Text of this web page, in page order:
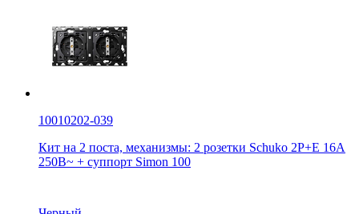
10010202-039
Кит на 2 поста, механизмы: 2 розетки Schuko 2Р+Е 16A
250В~ + суппорт Simon 100